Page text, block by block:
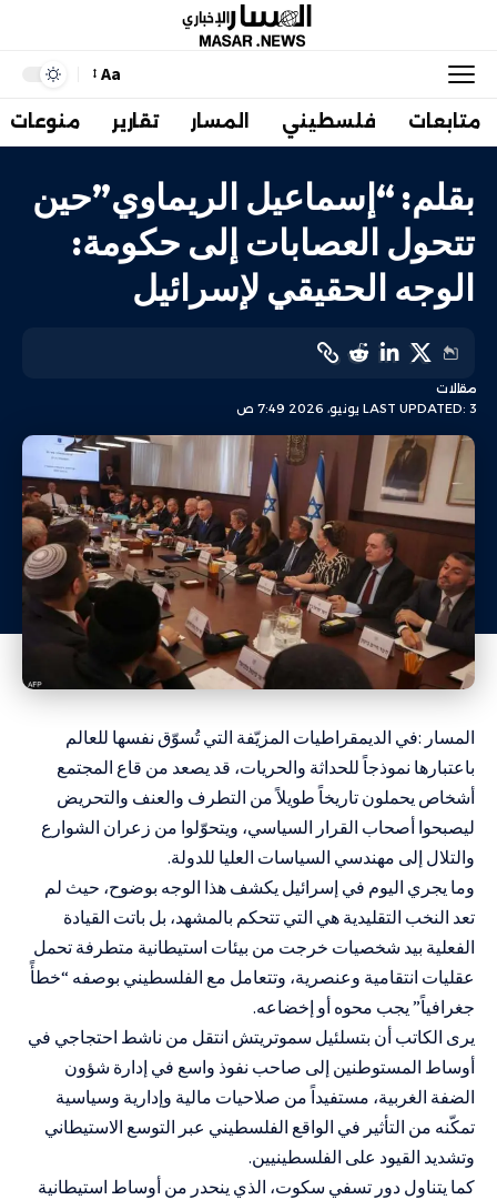
Aa
متابعات فلسطيني المسار تقارير منوعات
بقلم: “إسماعيل الريماوي”حين
تتحول العصابات إلى حكومة:
الوجه الحقيقي لإسرائيل
LAST UPDATED: 3 يونيو، 2026 7:49 ص
مقالات
المسار :في الديمقراطيات المزيّفة التي تُسوّق نفسها للعالم
باعتبارها نموذجاً للحداثة والحريات، قد يصعد من قاع المجتمع
أشخاص يحملون تاريخاً طويلاً من التطرف والعنف والتحريض
ليصبحوا أصحاب القرار السياسي، ويتحوّلوا من زعران الشوارع
والتلال إلى مهندسي السياسات العليا للدولة.
وما يجري اليوم في إسرائيل يكشف هذا الوجه بوضوح، حيث لم
تعد النخب التقليدية هي التي تتحكم بالمشهد، بل باتت القيادة
الفعلية بيد شخصيات خرجت من بيئات استيطانية متطرفة تحمل
عقليات انتقامية وعنصرية، وتتعامل مع الفلسطيني بوصفه “خطأً
جغرافياً” يجب محوه أو إخضاعه.
يرى الكاتب أن بتسلئيل سموتريتش انتقل من ناشط احتجاجي في
أوساط المستوطنين إلى صاحب نفوذ واسع في إدارة شؤون
الضفة الغربية، مستفيداً من صلاحيات مالية وإدارية وسياسية
تمكّنه من التأثير في الواقع الفلسطيني عبر التوسع الاستيطاني
وتشديد القيود على الفلسطينيين.
كما يتناول دور تسفي سكوت، الذي ينحدر من أوساط استيطانية